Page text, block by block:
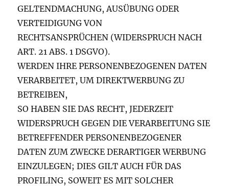
GELTENDMACHUNG, AUSÜBUNG ODER
VERTEIDIGUNG VON
RECHTSANSPRÜCHEN (WIDERSPRUCH NACH
ART. 21 ABS. 1 DSGVO).
WERDEN IHRE PERSONENBEZOGENEN DATEN
VERARBEITET, UM DIREKTWERBUNG ZU
BETREIBEN,
SO HABEN SIE DAS RECHT, JEDERZEIT
WIDERSPRUCH GEGEN DIE VERARBEITUNG SIE
BETREFFENDER PERSONENBEZOGENER
DATEN ZUM ZWECKE DERARTIGER WERBUNG
EINZULEGEN; DIES GILT AUCH FÜR DAS
PROFILING, SOWEIT ES MIT SOLCHER